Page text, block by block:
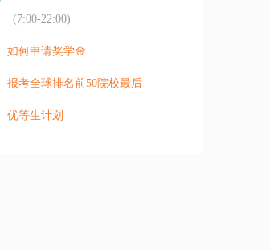
(7:00-22:00)
如何申请奖学金
报考全球排名前50院校最后
优等生计划